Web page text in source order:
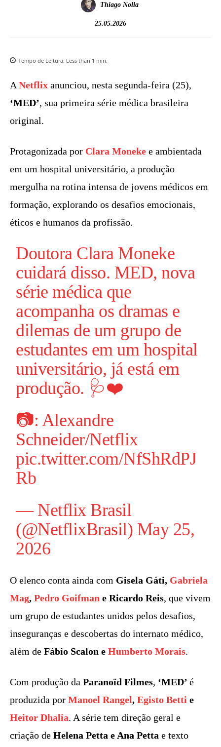
Thiago Nolla
25.05.2026
Tempo de Leitura: Less than 1 min.
ANetflix anunciou, nesta segunda-feira (25),
‘MED’, sua primeira série médica brasileira
original.
Protagonizada por Clara Moneke e ambientada
em um hospital universitário, a produção
mergulha na rotina intensa de jovens médicos em
formação, explorando os desafios emocionais,
éticos e humanos da profissão.
Doutora Clara Moneke
cuidará disso. MED, nova
série médica que
acompanha os dramas e
dilemas de um grupo de
estudantes em um hospital
universitário, já está em
produção. 🩺❤️
📷: Alexandre
Schneider/Netflix
pic.twitter.com/NfShRdPJ
Rb
— NetflixBrasil
(@NetflixBrasil) May 25,
2026
O elenco conta ainda com Gisela Gáti, Gabriela
Mag, Pedro Goifman e Ricardo Reis, que vivem
um grupo de estudantes unidos pelos desafios,
inseguranças e descobertas do internato médico,
além de Fábio Scalon e Humberto Morais.
Com produção da Paranoïd Filmes, ‘MED’ é
produzida por Manoel Rangel, Egisto Betti e
Heitor Dhalia. A série tem direção geral e
criação de Helena Petta e Ana Petta e texto